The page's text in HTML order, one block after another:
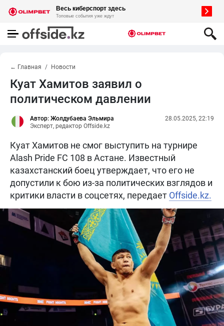
← Главная Новости
Куат Хамитов заявил о
политическом давлении
Автор: Жолдубаева Эльмира
Эксперт, редактор Offside.kz
28.05.2025, 22:19
Куат Хамитов не смог выступить на турнире
Alash Pride FC 108 в Астане. Известный
казахстанский боец утверждает, что его не
допустили к бою из-за политических взглядов и
критики власти в соцсетях, передает Offside.kz.